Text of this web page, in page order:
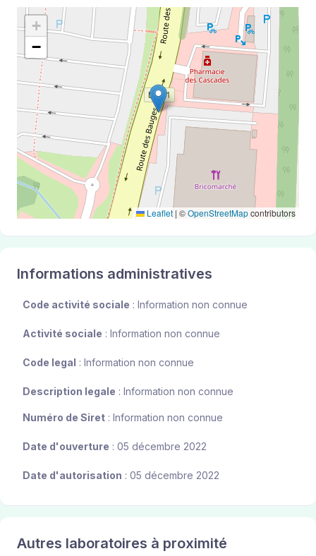
+
−
Leaflet | ©OpenStreetMapcontributors
Informations administratives
Code activité sociale : Information non connue
Activité sociale : Information non connue
Code legal : Information non connue
Description legale : Information non connue
Numéro de Siret : Information non connue
Date d'ouverture : 05 décembre 2022
Date d'autorisation : 05 décembre 2022
Autres laboratoires à proximité